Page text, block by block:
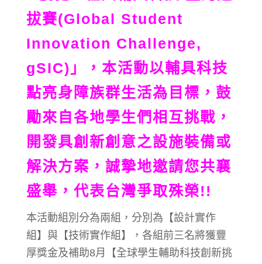
拔賽(Global Student
Innovation Challenge,
gSIC)」，本活動以輔具科技
點亮身障族群生活為目標，鼓
勵來自各地學生們相互挑戰，
開發具創新創意之設施裝備或
解決方案，誠摯地邀請您共襄
盛舉，代表台灣爭取殊榮!!
本活動組別分為兩組，分別為【設計實作
組】與【技術實作組】，各組前三名將獲豐
厚獎金及補助8月【全球學生輔助科技創新挑